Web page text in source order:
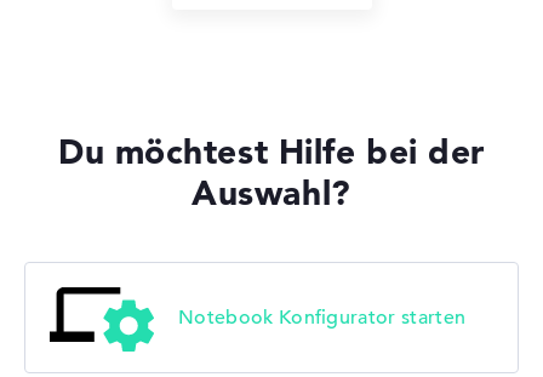
Du möchtest Hilfe bei der
Auswahl?
Notebook Konfigurator starten